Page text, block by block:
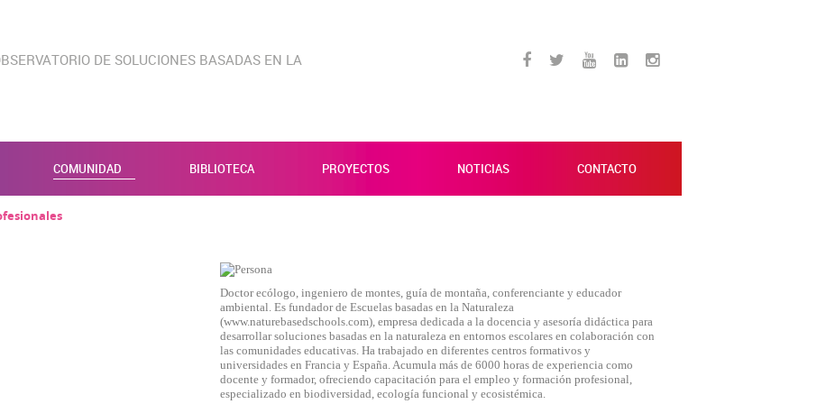
DE SOLUCIONES BASADAS EN LA
COMUNIDAD BIBLIOTECA PROYECTOS NOTICIAS CONTACTO
Doctor ecólogo, ingeniero de montes, guía de montaña, conferenciante y educador
ambiental. Es fundador de Escuelas basadas en la Naturaleza
(www.naturebasedschools.com), empresa dedicada a la docencia y asesoría didáctica para
desarrollar soluciones basadas en la naturaleza en entornos escolares en colaboración con
las comunidades educativas. Ha trabajado en diferentes centros formativos y
universidades en Francia y España. Acumula más de 6000 horas de experiencia como
docente y formador, ofreciendo capacitación para el empleo y formación profesional,
especializado en biodiversidad, ecología funcional y ecosistémica.
HABILITAR TODO RECHAZAR TODO